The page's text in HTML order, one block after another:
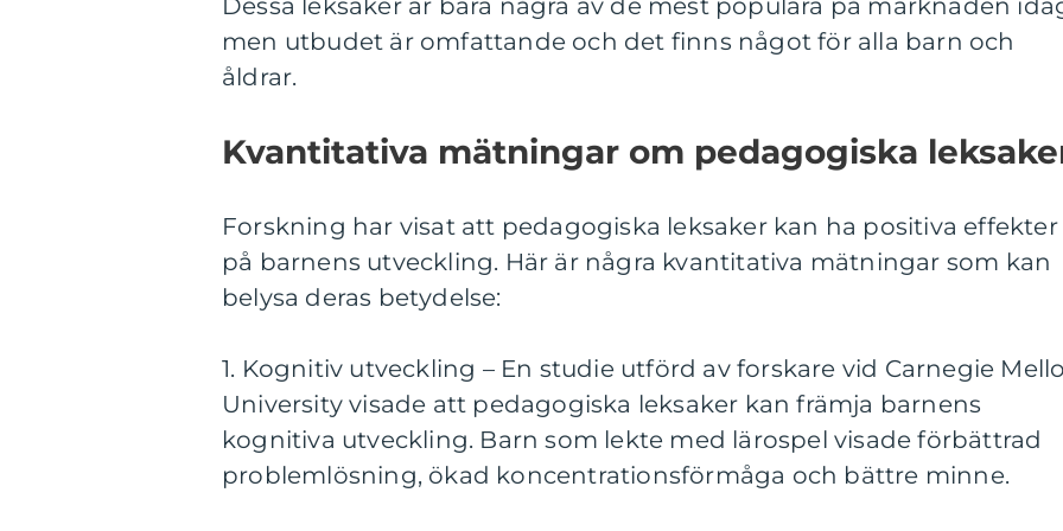
men utbudet är omfattande och det finns något för alla barn och
åldrar.
Kvantitativa mätningar om pedagogiska
Forskning har visat att pedagogiska leksaker kan ha positiva effekter
på barnens utveckling. Här är några kvantitativa mätningar som kan
belysa deras betydelse:
1. Kognitiv utveckling – En studie utförd av forskare vid Carnegie
University visade att pedagogiska leksaker kan främja barnens
kognitiva utveckling. Barn som lekte med lärospel visade förbättrad
problemlösning, ökad koncentrationsförmåga och bättre minne.